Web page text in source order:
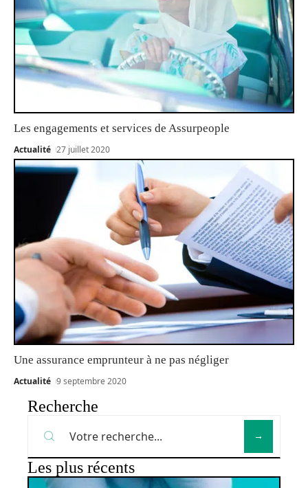
Les engagements et services de Assurpeople
Actualité 27 juillet 2020
Une assurance emprunteur à ne pas négliger
Actualité 9 septembre 2020
Recherche
Les plus récents